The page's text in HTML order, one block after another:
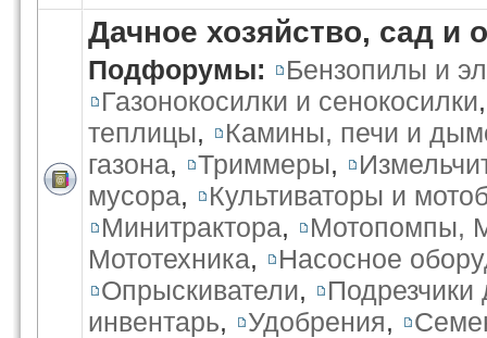
Дачное хозяйство, сад и
Подфорумы:
Бензопилы и
Газонокосилки и сенокосилки
теплицы,
Камины, печи и
газона, Триммеры,
мусора,
Культиваторы и
Минитрактора,
Мотопомпы,
Мототехника,
Насосное
Опрыскиватели,
Подрезчики
инвентарь, Удобрения,